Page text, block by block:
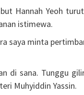
Hannah Yeoh
istimewa.
saya minta
di sana. Tunggu
Muhyiddin Yassin.